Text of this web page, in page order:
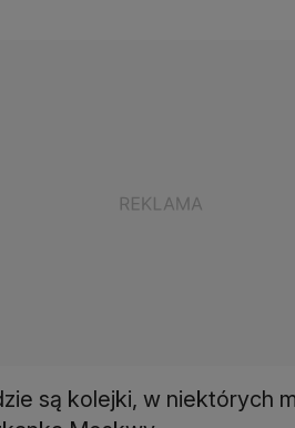
są kolejki, w niektórych